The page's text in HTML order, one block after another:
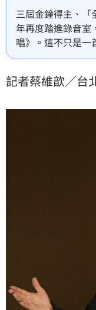
三屆金鐘得主、「
年再度踏進錄音室
唱》。這不只是一
錄。陳凱倫坦言，
會前，「整整107
歌，而是一段生命
記者蔡維歆／台